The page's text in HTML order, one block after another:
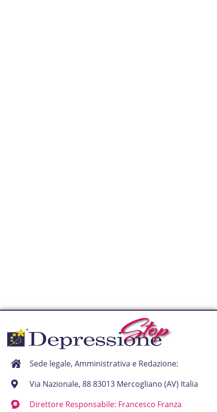
Sede legale, Amministrativa e Redazione:
Via Nazionale, 88 83013 Mercogliano (AV) Italia
Direttore Responsabile: Francesco Franza